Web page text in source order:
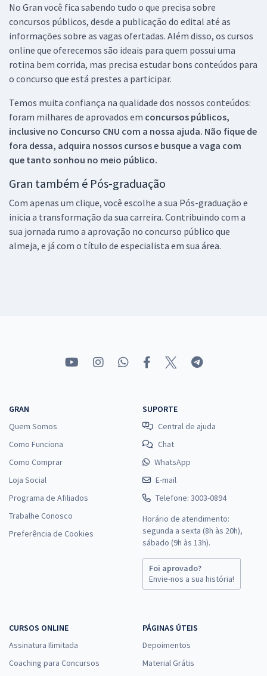
No Gran você fica sabendo tudo o que precisa sobre
concursos públicos, desde a publicação do edital até as
informações sobre as vagas ofertadas. Além disso, os cursos
online que oferecemos são ideais para quem possui uma
rotina bem corrida, mas precisa estudar bons conteúdos para
o concurso que está prestes a participar.
Temos muita confiança na qualidade dos nossos conteúdos:
foram milhares de aprovados em concursos públicos,
inclusive no Concurso CNU com a nossa ajuda. Não fique de
fora dessa, adquira nossos cursos e busque a vaga com
que tanto sonhou no meio público.
Gran também é Pós-graduação
Com apenas um clique, você escolhe a sua Pós-graduação e
inicia a transformação da sua carreira. Contribuindo com a
sua jornada rumo a aprovação no concurso público que
almeja, e já com o título de especialista em sua área.
GRAN
Quem Somos
Como Funciona
Como Comprar
Loja Social
Programa de Afiliados
Trabalhe Conosco
Preferência de Cookies
SUPORTE
Central de ajuda
Chat
WhatsApp
E-mail
Telefone: 3003-0894
Horário de atendimento:
segunda a sexta (8h às 20h),
sábado (9h às 13h).
Foi aprovado?
Envie-nos a sua história!
CURSOS ONLINE
Assinatura Ilimitada
Coaching para Concursos
PÁGINAS ÚTEIS
Depoimentos
Material Grátis